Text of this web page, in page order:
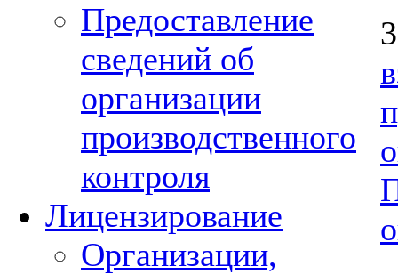
Предоставление
сведений об
организации
производственного
контроля
Лицензирование
Организации,